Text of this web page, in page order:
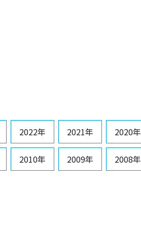
2022年 2021年 2020年
2010年 2009年 2008年